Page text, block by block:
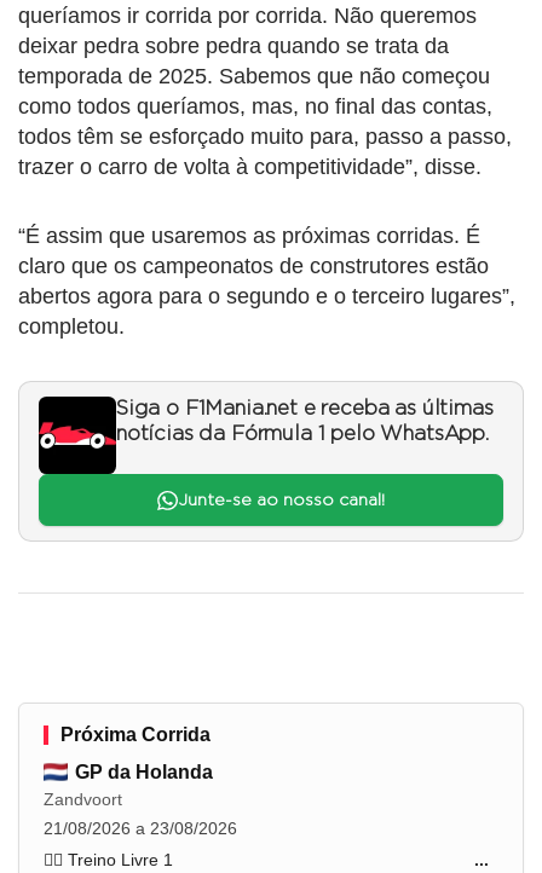
queríamos ir corrida por corrida. Não queremos
deixar pedra sobre pedra quando se trata da
temporada de 2025. Sabemos que não começou
como todos queríamos, mas, no final das contas,
todos têm se esforçado muito para, passo a passo,
trazer o carro de volta à competitividade”, disse.
“É assim que usaremos as próximas corridas. É
claro que os campeonatos de construtores estão
abertos agora para o segundo e o terceiro lugares”,
completou.
Siga o F1Mania.net e receba as últimas
notícias da Fórmula 1 pelo WhatsApp.
Junte-se ao nosso canal!
Próxima Corrida
GP da Holanda
Zandvoort
21/08/2026 a 23/08/2026
🏋️‍♂️ Treino Livre 1
...